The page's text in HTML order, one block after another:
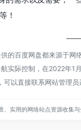
！
的百度网盘都来源于网
实际控制，在2022年1
以直接联系网站管理
、实用的网络站点资源收集与